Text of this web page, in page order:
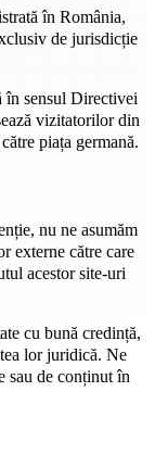
în România,
de jurisdicție
în sensul Directivei
vizitatorilor din
piața germană.
nu ne asumăm
externe către care
acestor site-uri
cu bună credință,
lor juridică. Ne
sau de conținut în